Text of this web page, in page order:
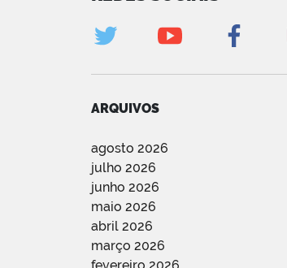
ARQUIVOS
agosto 2026
julho 2026
junho 2026
maio 2026
abril 2026
março 2026